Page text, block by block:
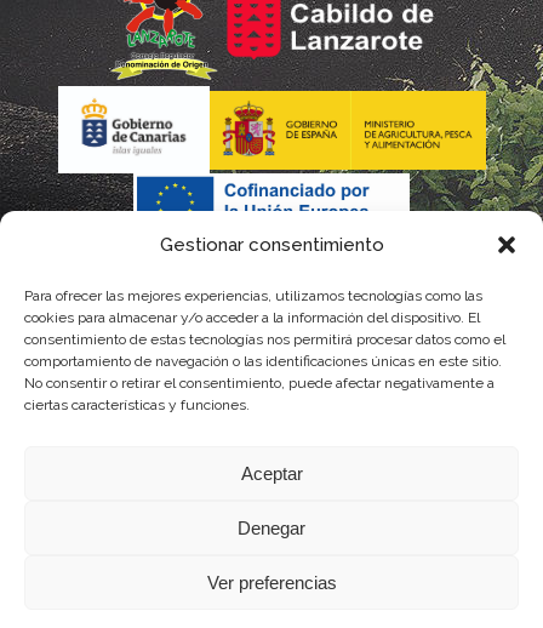
Gestionar consentimiento
Para ofrecer las mejores experiencias, utilizamos tecnologías como las
cookies para almacenar y/o acceder a la información del dispositivo. El
consentimiento de estas tecnologías nos permitirá procesar datos como el
comportamiento de navegación o las identificaciones únicas en este sitio.
No consentir o retirar el consentimiento, puede afectar negativamente a
ciertas características y funciones.
Aceptar
Denegar
Ver preferencias
La gestión de la DOP Lanzarote realizada por este Consejo
Regulador es financiada, parcialmente, por el Gobierno de
Canarias
Instituto Canario de Calidad Agroalimentaria